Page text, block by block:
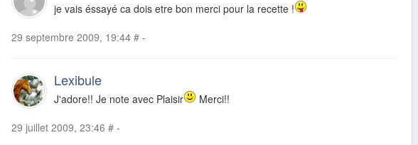
je vais éssayé ca dois etre bon merci pour la recette !
29 septembre 2009, 19:44 # -
Lexibule
J'adore!! Je note avec Plaisir
Merci!!
29 juillet 2009, 23:46 # -